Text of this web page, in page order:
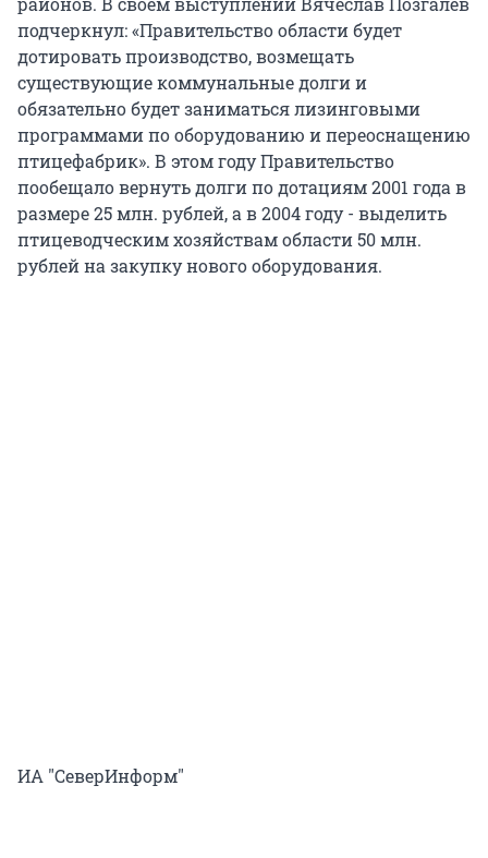
подчеркнул: «Правительство области будет
дотировать производство, возмещать
существующие коммунальные долги и
обязательно будет заниматься лизинговыми
программами по оборудованию и переоснащению
птицефабрик». В этом году Правительство
пообещало вернуть долги по дотациям 2001 года в
размере 25 млн. рублей, а в 2004 году - выделить
птицеводческим хозяйствам области 50 млн.
рублей на закупку нового оборудования.
ИА "СеверИнформ"